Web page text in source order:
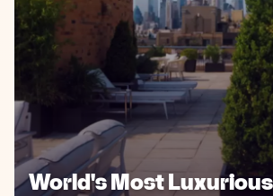
Firefox
Safari
Microsoft Edge
Opera
World's Most